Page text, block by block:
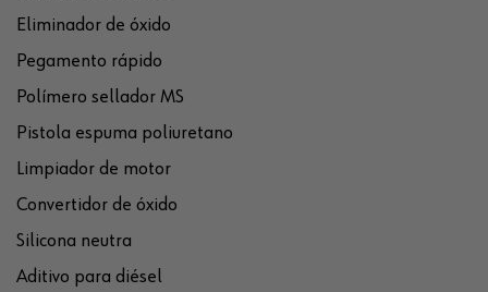
Eliminador de óxido
Pegamento rápido
Polímero sellador MS
Pistola espuma poliuretano
Limpiador de motor
Convertidor de óxido
Silicona neutra
Aditivo para diésel